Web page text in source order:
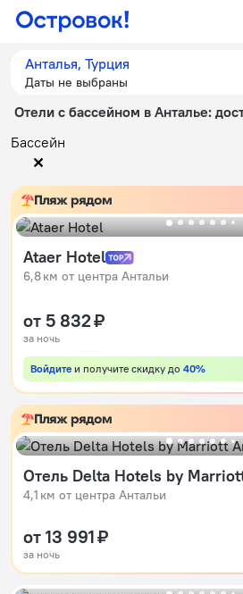
Анталья, Турция
Даты не выбраны
Отели с бассейном в Анталье:
Бассейн
Пляж рядом
Ataer Hotel
6,8 км от центра Антальи
от 5 832 ₽
за ночь
Войдите и получите скидку до 40%
Пляж рядом
Отель Delta Hotels by
4,1 км от центра Антальи
от 13 991 ₽
за ночь